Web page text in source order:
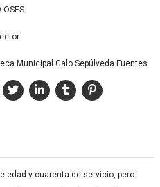
OSES
Municipal Galo Sepúlveda Fuentes
edad y cuarenta de servicio, pero